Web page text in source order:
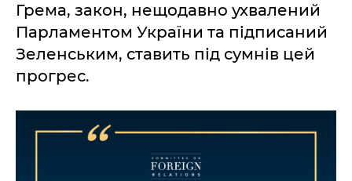
Грема, закон, нещодавно ухвалений
Парламентом України та підписаний
Зеленським, ставить під сумнів цей
прогрес.